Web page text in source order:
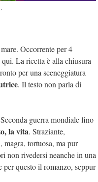
Occorrente per 4
La ricetta è alla chiusura
per una sceneggiatura
. Il testo non parla di
guerra mondiale fino
la vita. Straziante,
magra, tortuosa, ma pur
non rivedersi neanche in una
questo il romanzo, seppur